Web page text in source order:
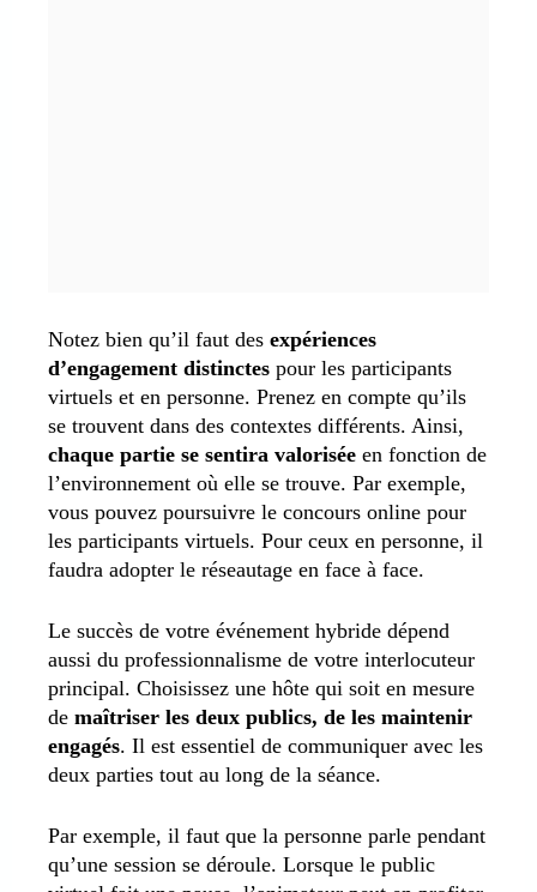
Notez bien qu’il faut des expériences
d’engagement distinctes pour les participants
virtuels et en personne. Prenez en compte qu’ils
se trouvent dans des contextes différents. Ainsi,
chaque partie se sentira valorisée en fonction de
l’environnement où elle se trouve. Par exemple,
vous pouvez poursuivre le concours online pour
les participants virtuels. Pour ceux en personne, il
faudra adopter le réseautage en face à face.
Le succès de votre événement hybride dépend
aussi du professionnalisme de votre interlocuteur
principal. Choisissez une hôte qui soit en mesure
de maîtriser les deux publics, de les maintenir
engagés. Il est essentiel de communiquer avec les
deux parties tout au long de la séance.
Par exemple, il faut que la personne parle pendant
qu’une session se déroule. Lorsque le public